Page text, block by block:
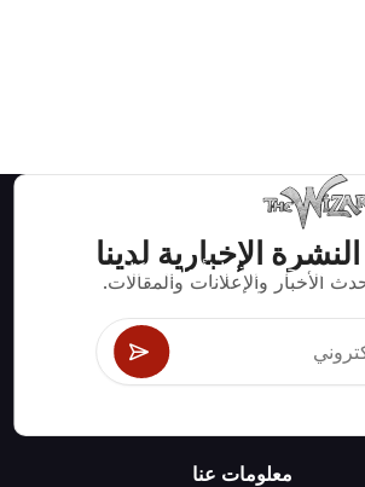
الإخبارية لدينا
الأخبار والإعلانات والمقالات.
صحيحة رياضيا لألعاب الكازينو مثل
ومئات الألعاب الأخرى التي
معلومات عنا